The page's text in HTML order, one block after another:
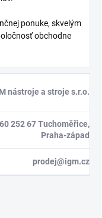
ponuke, skvelým
obchodne
nástroje a stroje s.r.o.
252 67 Tuchoměřice,
Praha-západ
prodej@igm.cz